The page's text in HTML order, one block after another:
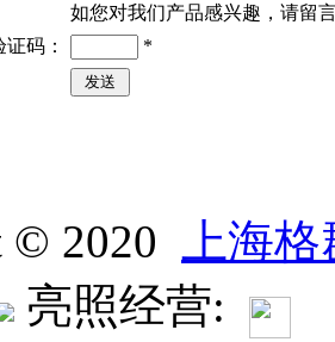
如您对我们产品感兴趣，请留
证码：
*
© 2020
上海
亮照经营: